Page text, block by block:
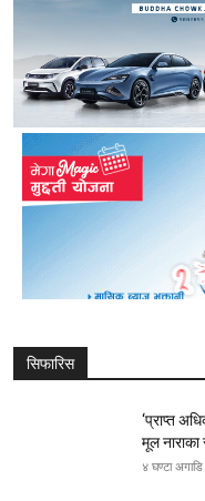
सिफारिस
‘प्राप्त
मूल
४ घण्टा अगाडि